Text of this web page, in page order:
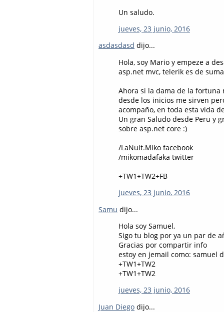
Un saludo.
jueves, 23 junio, 2016
asdasdasd dijo...
Hola, soy Mario y empeze a
asp.net mvc, telerik es de
Ahora si la dama de la
desde los inicios me sirven
acompaño, en toda esta vida
Un gran Saludo desde Peru y
sobre asp.net core :)
/LaNuit.Miko facebook
/mikomadafaka twitter
+TW1+TW2+FB
jueves, 23 junio, 2016
Samu dijo...
Hola soy Samuel,
Sigo tu blog por ya un par de
Gracias por compartir info
estoy en jemail como: samuel
+TW1+TW2
+TW1+TW2
jueves, 23 junio, 2016
Juan Diego dijo...